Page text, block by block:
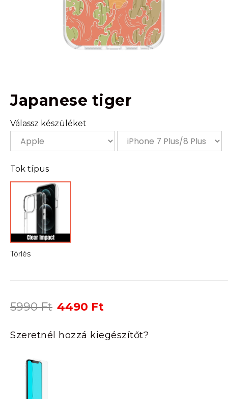
Japanese tiger
Válassz készüléket
Tok típus
Törlés
5990Ft Original
was:
5990 Ft.
4490 Ft
is:
4490 Ft.
Szeretnél hozzá kiegészítőt?